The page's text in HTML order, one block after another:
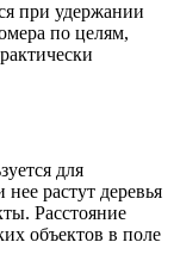
при удержании
по целям,
для
растут деревья
Расстояние
объектов в поле